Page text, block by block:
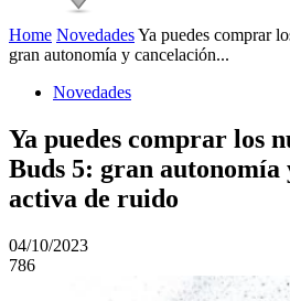
Home NovedadesYa puedes comprar
gran autonomía y cancelación...
Novedades
Ya puedes comprar los
Buds 5: gran autonomía
activa de ruido
04/10/2023
786